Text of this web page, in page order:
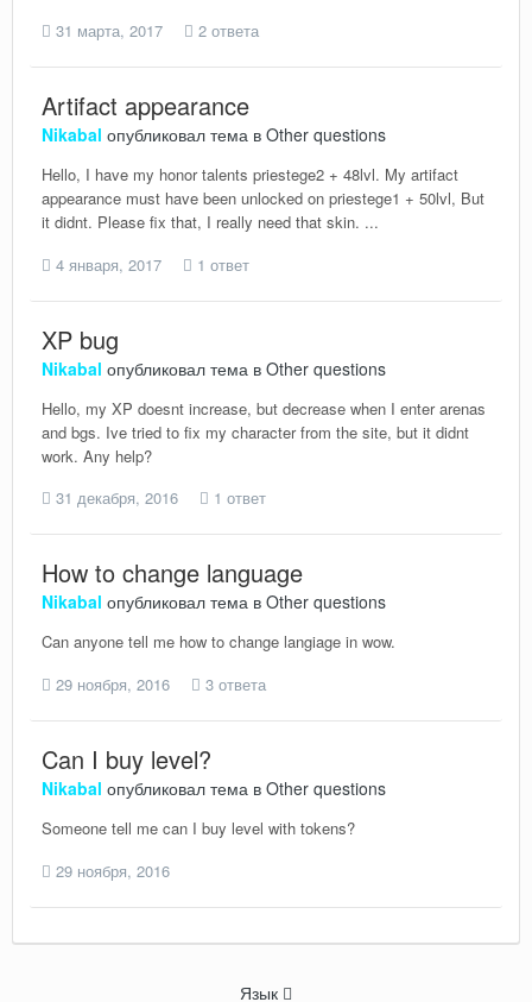
31 марта, 2017
2 ответа
Artifact appearance
Nikabal опубликовал тема в Other questions
Hello, I have my honor talents priestege2 + 48lvl. My artifact
appearance must have been unlocked on priestege1 + 50lvl, But
it didnt. Please fix that, I really need that skin. ...
4 января, 2017
1 ответ
XP bug
Nikabal опубликовал тема в Other questions
Hello, my XP doesnt increase, but decrease when I enter arenas
and bgs. Ive tried to fix my character from the site, but it didnt
work. Any help?
31 декабря, 2016
1 ответ
How to change language
Nikabal опубликовал тема в Other questions
Can anyone tell me how to change langiage in wow.
29 ноября, 2016
3 ответа
Can I buy level?
Nikabal опубликовал тема в Other questions
Someone tell me can I buy level with tokens?
29 ноября, 2016
Язык